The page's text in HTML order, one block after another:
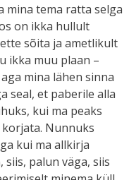
mina tema ratta selga
on ikka hullult
sõita ja ametlikult
ikka muu plaan –
mina lähen sinna
seal, et paberile alla
kui ma peaks
Nunnuks
kui ma allkirja
palun väga, siis